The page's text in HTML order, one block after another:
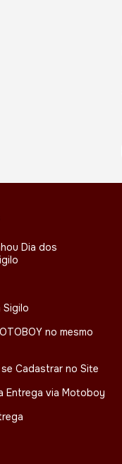
Dia dos
Sigilo
no mesmo
Cadastrar no Site
Entrega via Motoboy